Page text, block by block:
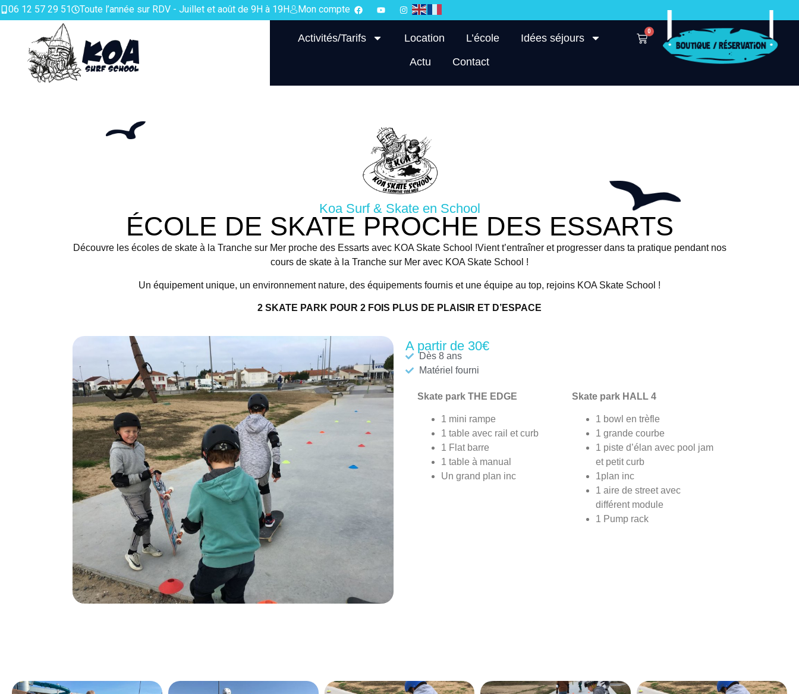
06 12 57 29 51 Toute l’année sur RDV - Juillet et août de 9H à 19H Mon compte
Activités/Tarifs Location L’école
Idées séjours
Actu
Contact
0
Koa Surf & Skate en School
ÉCOLE DE SKATE PROCHE DES ESSARTS
Découvre les écoles de skate à la Tranche sur Mer proche des Essarts avec KOA Skate School !Vient t’entraîner et progresser dans ta pratique pendant nos
cours de skate à la Tranche sur Mer avec KOA Skate School !
Un équipement unique, un environnement nature, des équipements fournis et une équipe au top, rejoins KOA Skate School !
2 SKATE PARK POUR 2 FOIS PLUS DE PLAISIR ET D’ESPACE
A partir de 30€
Dès 8 ans
Matériel fourni
Skate park THE EDGE
1 mini rampe
1 table avec rail et curb
1 Flat barre
1 table à manual
Un grand plan inc
Skate park HALL 4
1 bowl en trèfle
1 grande courbe
1 piste d’élan avec pool jam
et petit curb
1plan inc
1 aire de street avec
différent module
1 Pump rack